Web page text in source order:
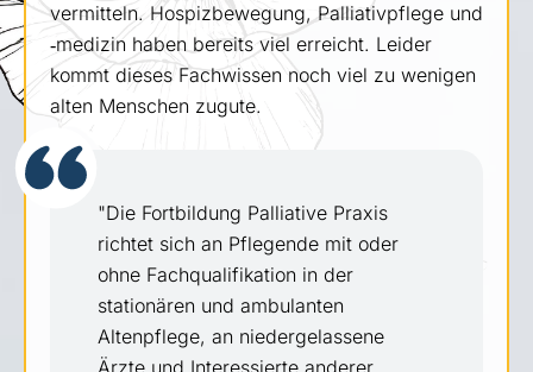
vermitteln. Hospizbewegung, Palliativpflege und
‑medizin haben bereits viel erreicht. Leider
kommt dieses Fachwissen noch viel zu wenigen
alten Menschen zugute.
"Die Fortbildung Palliative Praxis
richtet sich an Pflegende mit oder
ohne Fachqualifikation in der
stationären und ambulanten
Altenpflege, an niedergelassene